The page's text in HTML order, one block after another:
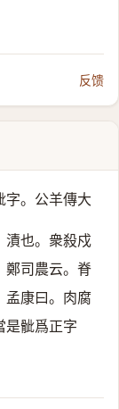
反馈
字。公羊傳大
漬也。衆殺戍
鄭司農云。脊
孟康曰。肉腐
是骴爲正字